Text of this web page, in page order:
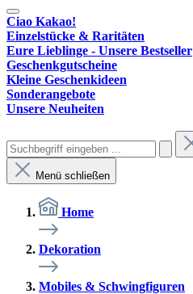
Ciao Kakao!
Einzelstücke & Raritäten
Eure Lieblinge - Unsere Bestseller
Geschenkgutscheine
Kleine Geschenkideen
Sonderangebote
Unsere Neuheiten
Menü schließen
Home
Dekoration
Mobiles & Schwingfiguren